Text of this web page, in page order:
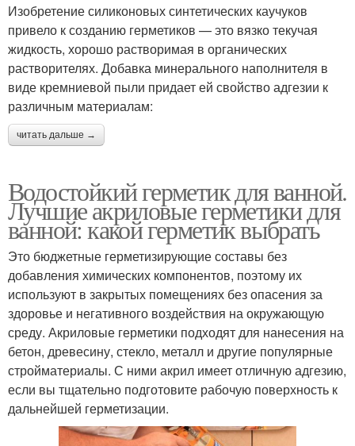
Изобретение силиконовых синтетических каучуков
привело к созданию герметиков — это вязко текучая
жидкость, хорошо растворимая в органических
растворителях. Добавка минерального наполнителя в
виде кремниевой пыли придает ей свойство адгезии к
различным материалам:
читать дальше →
Водостойкий герметик для ванной.
Лучшие акриловые герметики для
ванной: какой герметик выбрать
Это бюджетные герметизирующие составы без
добавления химических компонентов, поэтому их
используют в закрытых помещениях без опасения за
здоровье и негативного воздействия на окружающую
среду. Акриловые герметики подходят для нанесения на
бетон, древесину, стекло, металл и другие популярные
стройматериалы. С ними акрил имеет отличную адгезию,
если вы тщательно подготовите рабочую поверхность к
дальнейшей герметизации.